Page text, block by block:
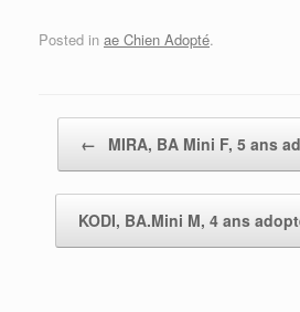
Posted in ae Chien Adopté.
← MIRA, BA Mini F, 5 ans
KODI, BA.Mini M, 4 ans